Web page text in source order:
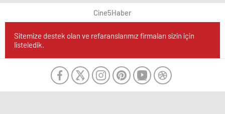
Cine5Haber
Sitemize destek olan ve refaranslarımız firmaları sizin için
listeledik.